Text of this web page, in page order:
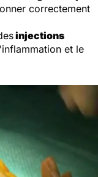
correctement
injections
et le